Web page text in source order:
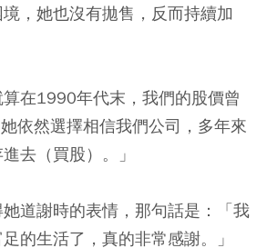
，她也沒有拋售，反而持續加
算在1990年代末，我們的股價曾
依然選擇相信我們公司，多年來
去（買股）。」
道謝時的表情，那句話是：「我
的生活了，真的非常感謝。」